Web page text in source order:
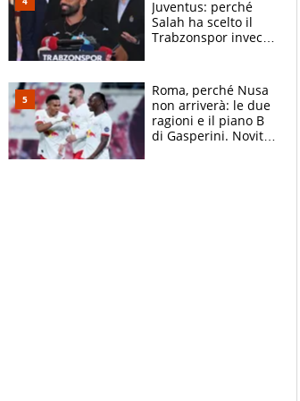
Juventus: perché
Salah ha scelto il
Trabzonspor invece
Roma, perché Nusa
non arriverà: le due
ragioni e il piano B
di Gasperini. Novità